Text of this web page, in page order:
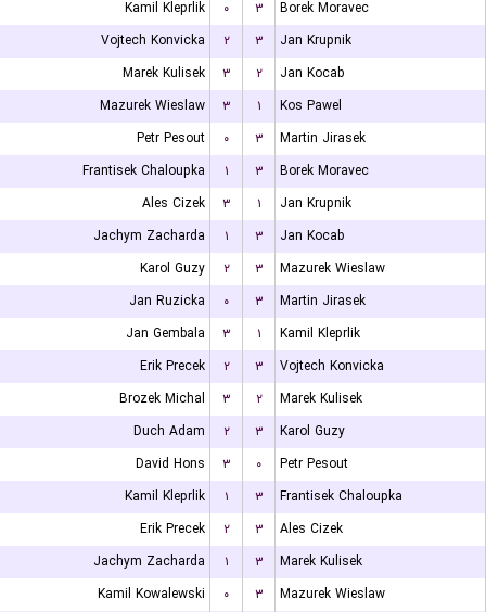
Kamil Kleprlik
۰ ۳
Borek Moravec
Vojtech Konvicka
۲ ۳
Jan Krupnik
Marek Kulisek
۳ ۲
Jan Kocab
Mazurek Wieslaw
۳ ۱
Kos Pawel
Petr Pesout
۰ ۳
Martin Jirasek
Frantisek Chaloupka
۱ ۳
Borek Moravec
Ales Cizek
۳ ۱
Jan Krupnik
Jachym Zacharda
۱ ۳
Jan Kocab
Karol Guzy
۲ ۳
Mazurek Wieslaw
Jan Ruzicka
۰ ۳
Martin Jirasek
Jan Gembala
۳ ۱
Kamil Kleprlik
Erik Precek
۲ ۳
Vojtech Konvicka
Brozek Michal
۳ ۲
Marek Kulisek
Duch Adam
۲ ۳
Karol Guzy
David Hons
۳ ۰
Petr Pesout
Kamil Kleprlik
۱ ۳
Frantisek Chaloupka
Erik Precek
۲ ۳
Ales Cizek
Jachym Zacharda
۱ ۳
Marek Kulisek
Kamil Kowalewski
۰ ۳
Mazurek Wieslaw